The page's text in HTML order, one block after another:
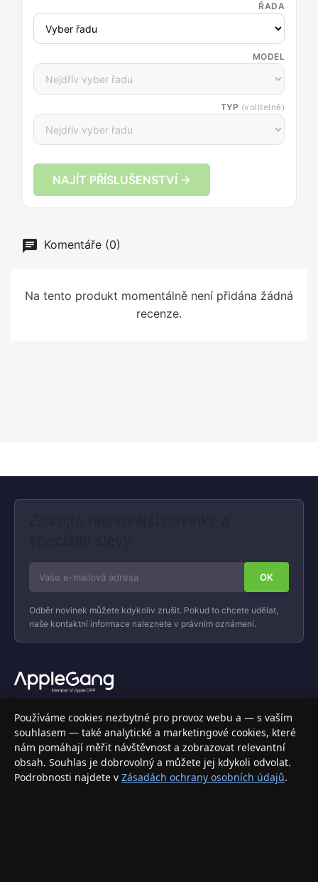
ŘADA
MODEL
TYP (volitelně)
NAJÍT PŘÍSLUŠENSTVÍ →
Komentáře (0)
Na tento produkt momentálně není přidána žádná
recenze.
Získejte nejnovější novinky a
speciální slevy
Odběr novinek můžete kdykoliv zrušit. Pokud to chcete udělat,
naše kontaktní informace naleznete v právním oznámení.
Váš specializovaný obchod s Apple produkty, příslušenstvím a
elektronikou. Nakupujte bezpečně a s jistotou.
INFORMACE
Doprava a doručení
Používáme cookies nezbytné pro provoz webu a — s vaším
souhlasem — také analytické a marketingové cookies, které
nám pomáhají měřit návštěvnost a zobrazovat relevantní
obsah. Souhlas je dobrovolný a můžete jej kdykoli odvolat.
Podrobnosti najdete v Zásadách ochrany osobních údajů.